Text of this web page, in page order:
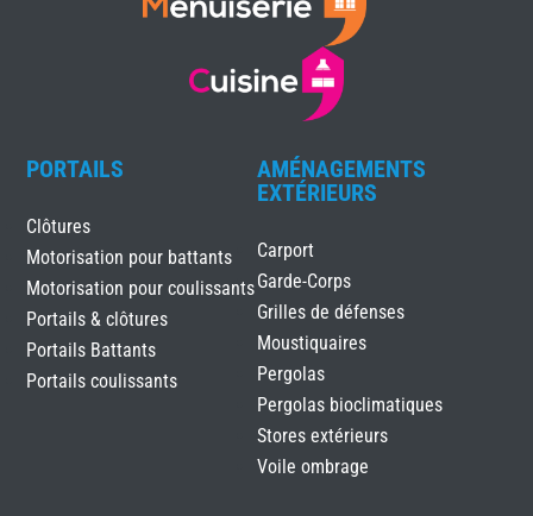
PORTAILS
Clôtures
Motorisation pour battants
Motorisation pour coulissants
Portails & clôtures
Portails Battants
Portails coulissants
AMÉNAGEMENTS
EXTÉRIEURS
Carport
Garde-Corps
Grilles de défenses
Moustiquaires
Pergolas
Pergolas bioclimatiques
Stores extérieurs
Voile ombrage